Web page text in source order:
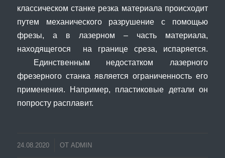
классическом станке резка материала происходит
путем механического разрушение с помощью
фрезы, а в лазерном – часть материала,
находящегося на границе среза, испаряется.
Единственным недостатком лазерного
фрезерного станка является ограниченность его
применения. Например, пластиковые детали он
попросту расплавит.
24.08.2020 ОТ ADMIN